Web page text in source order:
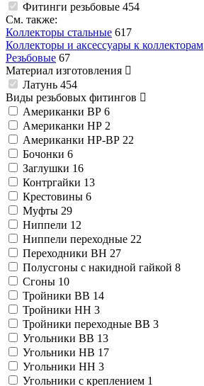
Фитинги резьбовые 454
См. также:
Коллекторы стальные 617
Коллекторы и аксессуары к коллекторам
Резьбовые 67
Материал изготовления
Латунь 454
Виды резьбовых фитингов
Американки ВР 6
Американки НР 2
Американки НР-ВР 22
Бочонки 6
Заглушки 16
Контргайки 13
Крестовины 6
Муфты 29
Ниппели 12
Ниппели переходные 22
Переходники ВН 27
Полусгоны с накидной гайкой 8
Сгоны 10
Тройники ВВ 14
Тройники НН 3
Тройники переходные ВВ 3
Угольники ВВ 13
Угольники НВ 17
Угольники НН 3
Угольники с креплением 1